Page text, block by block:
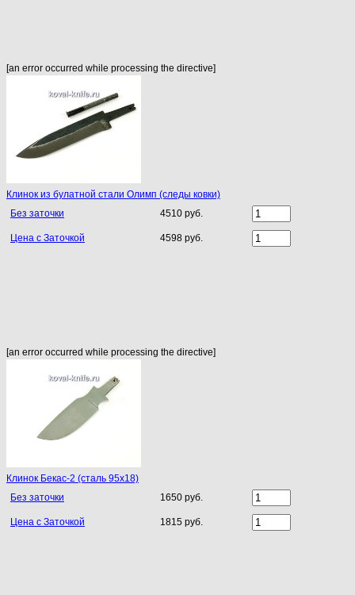
[an error occurred while processing the directive]
Клинок из булатной стали Олимп (следы ковки)
Без заточки
4510 руб.
Цена с Заточкой 4598 руб.
[an error occurred while processing the directive]
Клинок Бекас-2 (сталь 95х18)
Без заточки
1650 руб.
Цена с Заточкой 1815 руб.